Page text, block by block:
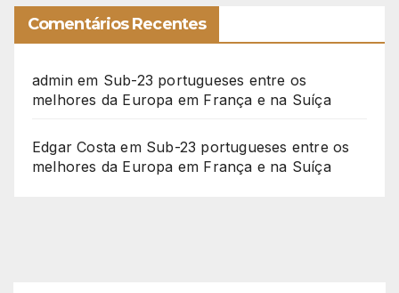
Comentários Recentes
admin em Sub-23 portugueses entre os
melhores da Europa em França e na Suíça
Edgar Costa em Sub-23 portugueses entre os
melhores da Europa em França e na Suíça